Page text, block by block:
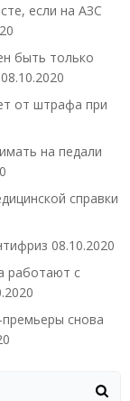
если на АЗС
быть только
08.10.2020
от штрафа при
на педали
справки
08.10.2020
работают с
снова